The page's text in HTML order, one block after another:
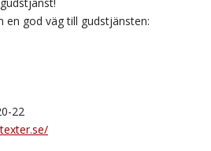
en god väg till gudstjänsten:
22